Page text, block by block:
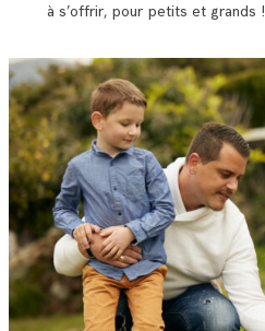
à s’offrir, pour petits et grands !